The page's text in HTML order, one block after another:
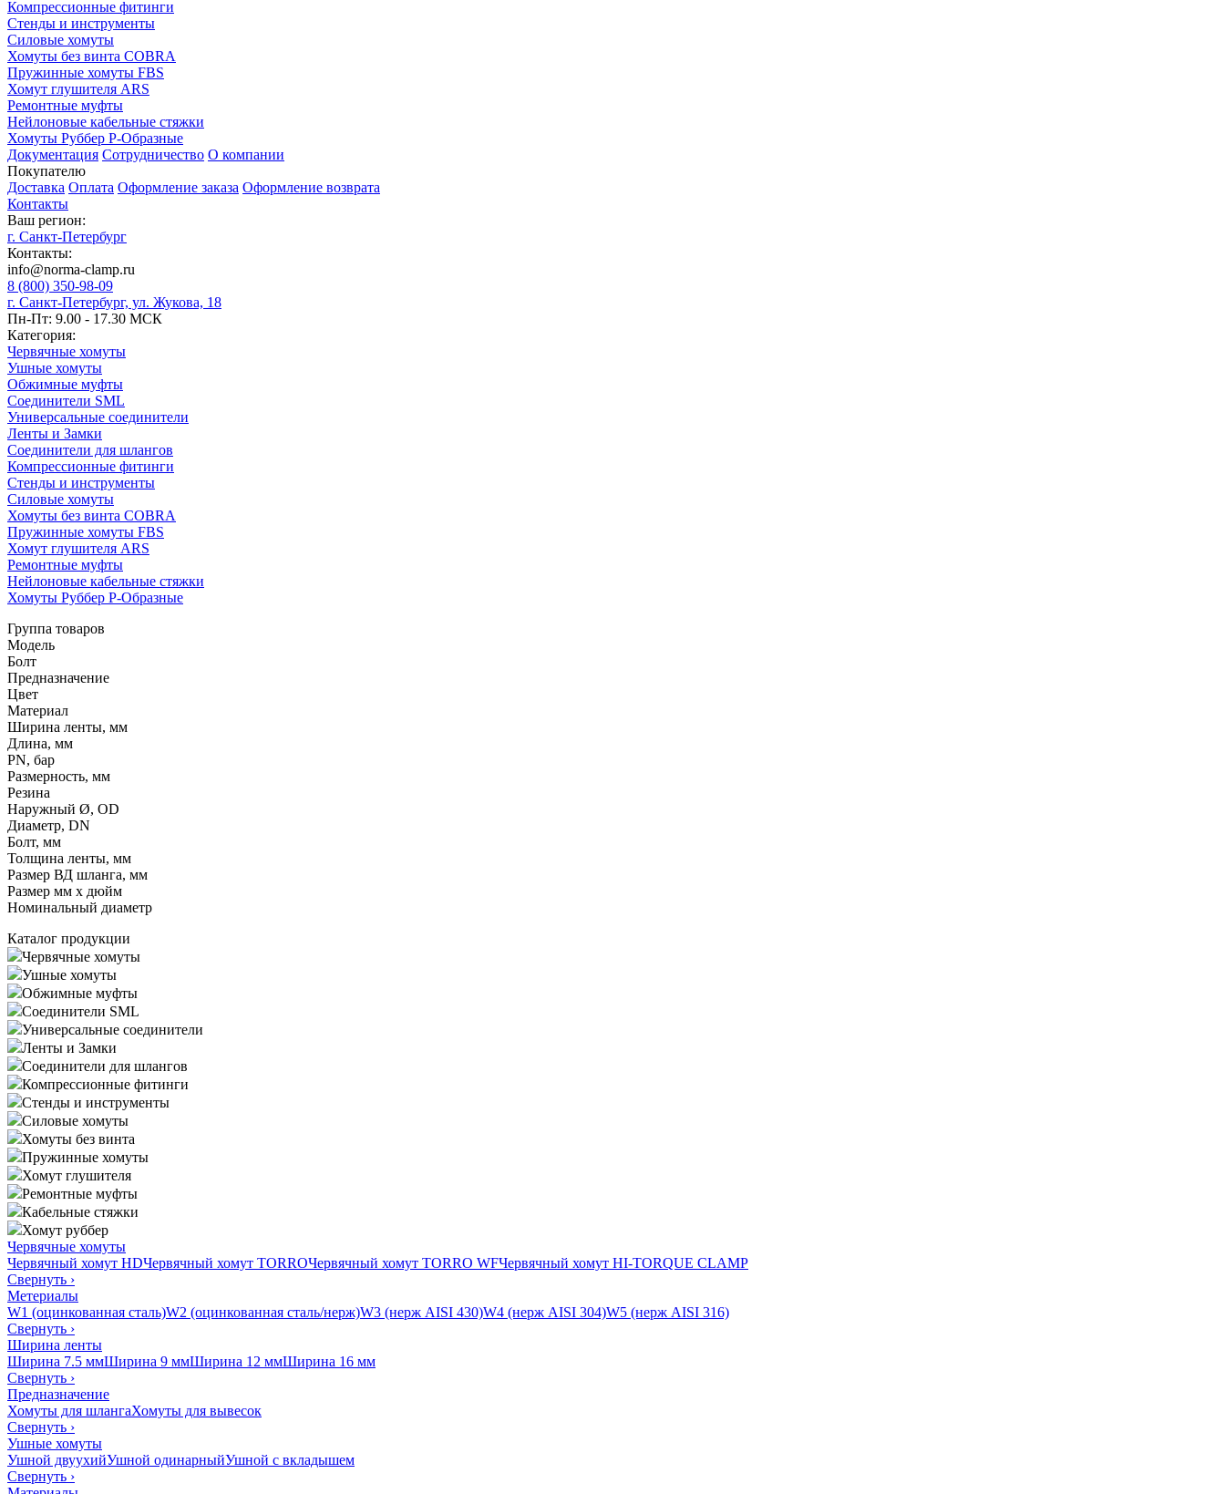
Компрессионные фитинги
Стенды и инструменты
Силовые хомуты
Хомуты без винта COBRA
Пружинные хомуты FBS
Хомут глушителя ARS
Ремонтные муфты
Нейлоновые кабельные стяжки
Хомуты Руббер Р-Образные
Документация Сотрудничество О компании
Покупателю
Доставка Оплата Оформление заказа Оформление возврата
Контакты
Ваш регион:
г. Санкт-Петербург
Контакты:
info@norma-clamp.ru
8 (800) 350-98-09
г. Санкт-Петербург, ул. Жукова, 18
Пн-Пт: 9.00 - 17.30 МСК
Категория:
Червячные хомуты
Ушные хомуты
Обжимные муфты
Соединители SML
Универсальные соединители
Ленты и Замки
Соединители для шлангов
Компрессионные фитинги
Стенды и инструменты
Силовые хомуты
Хомуты без винта COBRA
Пружинные хомуты FBS
Хомут глушителя ARS
Ремонтные муфты
Нейлоновые кабельные стяжки
Хомуты Руббер Р-Образные
Группа товаров
Модель
Болт
Предназначение
Цвет
Материал
Ширина ленты, мм
Длина, мм
PN, бар
Размерность, мм
Резина
Наружный Ø, OD
Диаметр, DN
Болт, мм
Толщина ленты, мм
Размер ВД шланга, мм
Размер мм x дюйм
Номинальный диаметр
Каталог продукции
Червячные хомуты
Ушные хомуты
Обжимные муфты
Соединители SML
Универсальные соединители
Ленты и Замки
Соединители для шлангов
Компрессионные фитинги
Стенды и инструменты
Силовые хомуты
Хомуты без винта
Пружинные хомуты
Хомут глушителя
Ремонтные муфты
Кабельные стяжки
Хомут руббер
Червячные хомуты
Червячный хомут HDЧервячный хомут TORROЧервячный хомут TORRO WFЧервячный хомут HI-TORQUE CLAMP
Свернуть ›
Метериалы
W1 (оцинкованная сталь)W2 (оцинкованная сталь/нерж)W3 (нерж AISI 430)W4 (нерж AISI 304)W5 (нерж AISI 316)
Свернуть ›
Ширина ленты
Ширина 7.5 ммШирина 9 ммШирина 12 ммШирина 16 мм
Свернуть ›
Предназначение
Хомуты для шлангаХомуты для вывесок
Свернуть ›
Ушные хомуты
Ушной двуухийУшной одинарныйУшной с вкладышем
Свернуть ›